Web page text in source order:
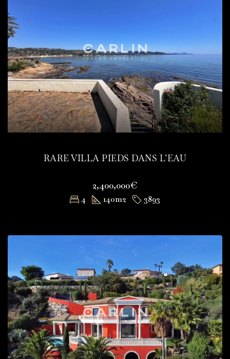
RARE VILLA PIEDS DANS L’EAU
2,400,000€
4 140m2 3893